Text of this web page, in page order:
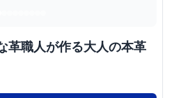
革職人が作る大人の本革